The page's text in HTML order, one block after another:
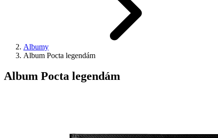
Albumy
Album Pocta legendám
Album Pocta legendám